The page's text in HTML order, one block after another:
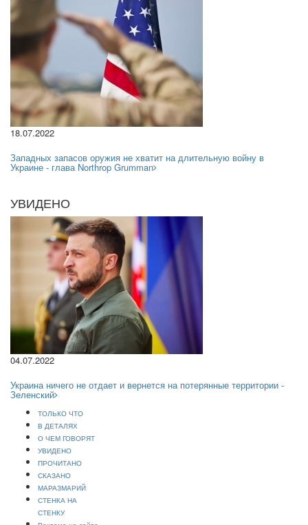
18.07.2022
Западных запасов оружия не хватит на длительную войну в
Украине - глава Northrop Grumman
УВИДЕНО
04.07.2022
Украина ничего не отдает и вернется на потерянные территории -
Зеленский
ТОЛЬКО ЧТО
В ДЕТАЛЯХ
О ЧЕМ ГОВОРЯТ
УВИДЕНО
ПРОЧИТАНО
СКАЗАНО
МАРАЗМАРИЙ
СТЕНКА НА
СТЕНКУ